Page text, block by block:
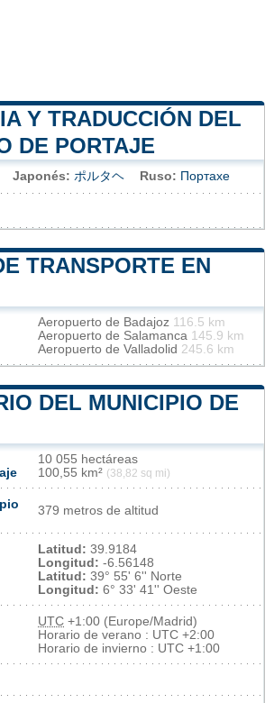
Y TRADUCCIÓN DEL
DE PORTAJE
Japonés: ポルタヘ Ruso: Портахе
TRANSPORTE EN
Aeropuerto de Badajoz 116.5 km
Aeropuerto de Salamanca 145.9 km
Aeropuerto de Valladolid 245.6 km
DEL MUNICIPIO DE
10 055 hectáreas
100,55 km² (38,82 sq mi)
379 metros de altitud
Latitud: 39.9184
Longitud: -6.56148
Latitud: 39° 55' 6'' Norte
Longitud: 6° 33' 41'' Oeste
UTC +1:00 (Europe/Madrid)
Horario de verano : UTC +2:00
Horario de invierno : UTC +1:00